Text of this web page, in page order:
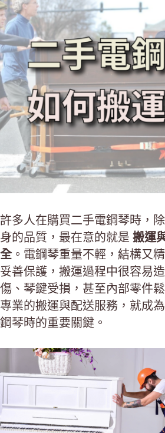
許多人在購買二手電鋼琴時，
身的品質，最在意的就是 搬運
全。電鋼琴重量不輕，結構又
妥善保護，搬運過程中很容易
傷、琴鍵受損，甚至內部零件鬆
專業的搬運與配送服務，就成
鋼琴時的重要關鍵。